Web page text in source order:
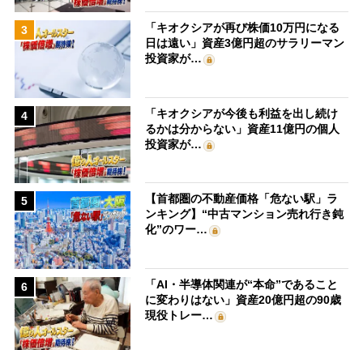
3
「キオクシアが再び株価10万円になる
日は遠い」資産3億円超のサラリーマン
投資家が…
4
「キオクシアが今後も利益を出し続け
るかは分からない」資産11億円の個人
投資家が…
5
【首都圏の不動産価格「危ない駅」ラ
ンキング】“中古マンション売れ行き鈍
化”のワー…
6
「AI・半導体関連が“本命”であること
に変わりはない」資産20億円超の90歳
現役トレー…